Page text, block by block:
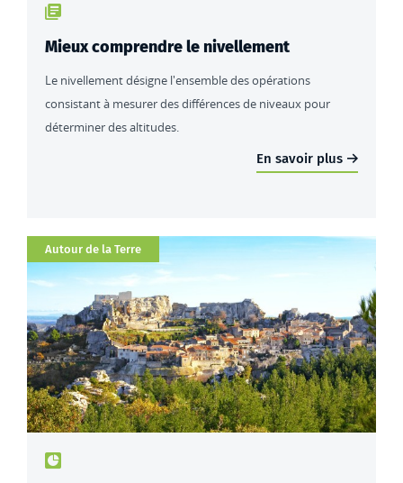
Type de contenu : actualités
Mieux comprendre le nivellement
Le nivellement désigne l'ensemble des opérations
consistant à mesurer des différences de niveaux pour
déterminer des altitudes.
En savoir plus
Catégorie
Autour de la Terre
Type de contenu : actualités